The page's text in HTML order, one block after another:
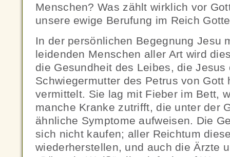
Menschen? Was zählt wirklich vor
unsere ewige Berufung im Reich
In der persönlichen Begegnung Jesu
leidenden Menschen aller Art wird
die Gesundheit des Leibes, die Jesus
Schwiegermutter des Petrus von Gott
vermittelt. Sie lag mit Fieber im Bett,
manche Kranke zutrifft, die unter der
ähnliche Symptome aufweisen. Die
sich nicht kaufen; aller Reichtum
wiederherstellen, und auch die Ärzte